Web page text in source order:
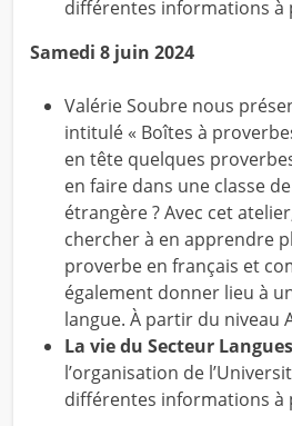
différentes informations à
Samedi 8 juin 2024
Valérie Soubre nous
intitulé « Boîtes à
en tête quelques
en faire dans une classe
étrangère ? Avec cet
chercher à en apprendre
proverbe en français et
également donner lieu à
langue. À partir du niveau
La vie du Secteur
l’organisation de
différentes informations à